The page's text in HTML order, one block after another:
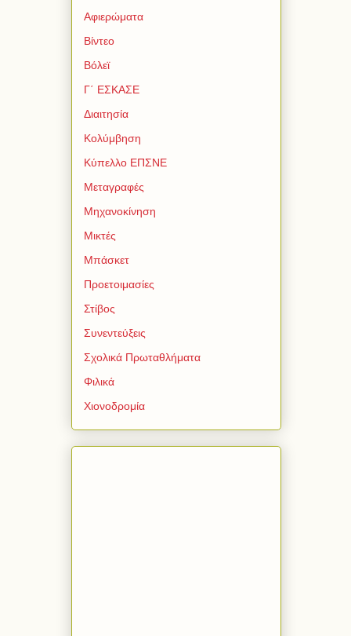
Αφιερώματα
Βίντεο
Βόλεϊ
Γ΄ ΕΣΚΑΣΕ
Διαιτησία
Κολύμβηση
Κύπελλο ΕΠΣΝΕ
Μεταγραφές
Μηχανοκίνηση
Μικτές
Μπάσκετ
Προετοιμασίες
Στίβος
Συνεντεύξεις
Σχολικά Πρωταθλήματα
Φιλικά
Χιονοδρομία